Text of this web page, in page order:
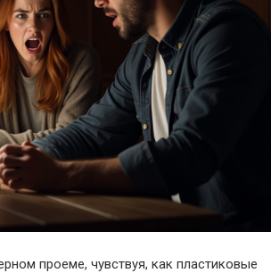
проеме, чувствуя, как пластиковые